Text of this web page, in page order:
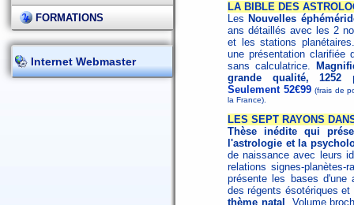
FORMATIONS
Internet Webmaster
LA BIBLE DES
Les Nouvelles
ans détaillés avec les 2
et les stations
une présentation clarifiée
sans calculatrice.
grande qualité, 1252
Seulement 52€99(frais de
la France).
LES SEPT RAYONS
Thèse inédite qui
l'astrologie et la
de naissance avec leurs
relations signes-planètes-
présente les bases d'une
des régents ésotériques
thème natal . Volume